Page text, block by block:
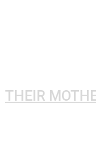
THEIR